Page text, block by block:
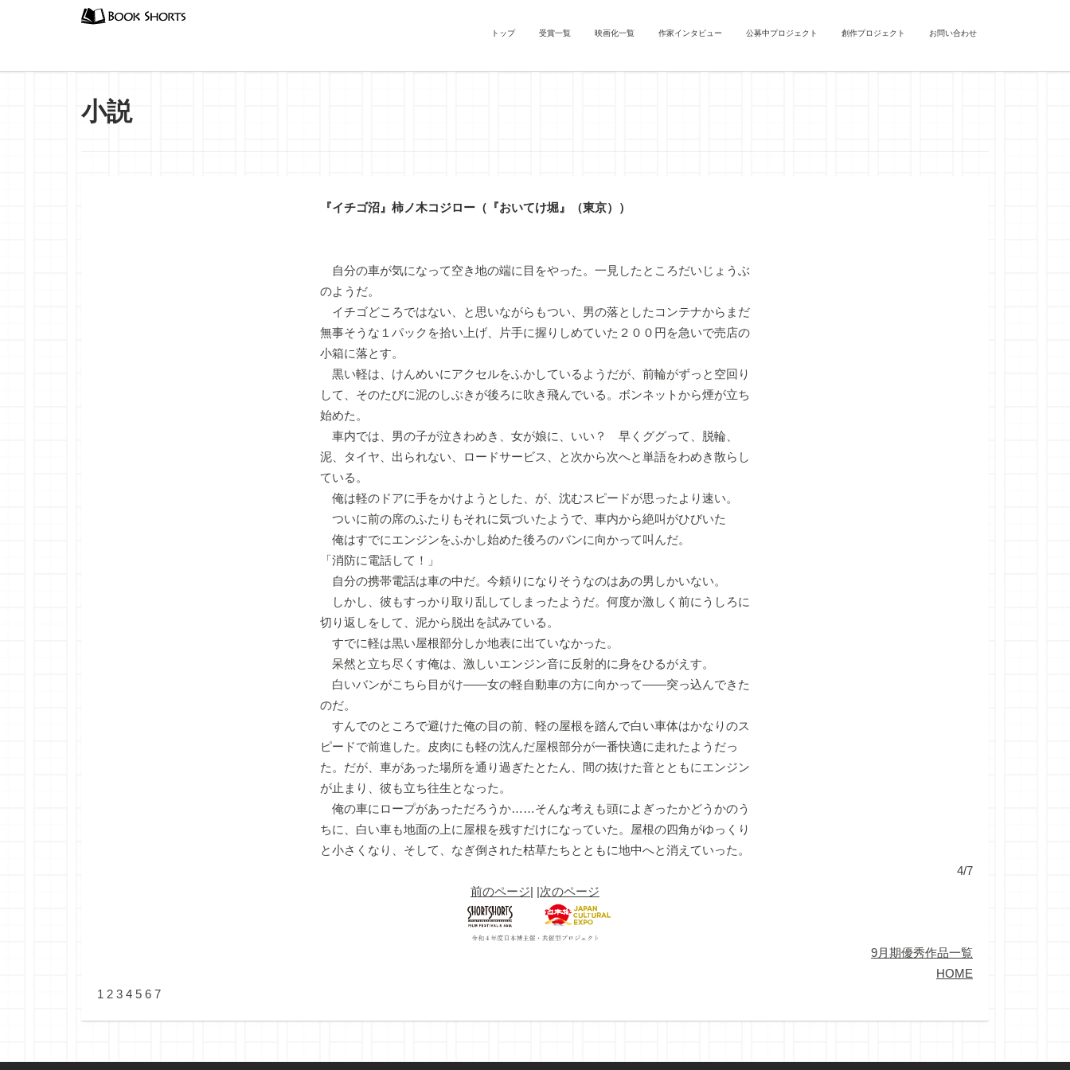
トップ 受賞一覧 映画化一覧 作家インタビュー 公募中プロジェクト 創作プロジェクト お問い合わせ
小説
『イチゴ沼』柿ノ木コジロー（『おいてけ堀』（東京））
自分の車が気になって空き地の端に目をやった。一見したところだいじょうぶ
のようだ。
イチゴどころではない、と思いながらもつい、男の落としたコンテナからまだ
無事そうな１パックを拾い上げ、片手に握りしめていた２００円を急いで売店の
小箱に落とす。
黒い軽は、けんめいにアクセルをふかしているようだが、前輪がずっと空回り
して、そのたびに泥のしぶきが後ろに吹き飛んでいる。ボンネットから煙が立ち
始めた。
車内では、男の子が泣きわめき、女が娘に、いい？ 早くググって、脱輪、
泥、タイヤ、出られない、ロードサービス、と次から次へと単語をわめき散らし
ている。
俺は軽のドアに手をかけようとした、が、沈むスピードが思ったより速い。
ついに前の席のふたりもそれに気づいたようで、車内から絶叫がひびいた
俺はすでにエンジンをふかし始めた後ろのバンに向かって叫んだ。
「消防に電話して！」
自分の携帯電話は車の中だ。今頼りになりそうなのはあの男しかいない。
しかし、彼もすっかり取り乱してしまったようだ。何度か激しく前にうしろに
切り返しをして、泥から脱出を試みている。
すでに軽は黒い屋根部分しか地表に出ていなかった。
呆然と立ち尽くす俺は、激しいエンジン音に反射的に身をひるがえす。
白いバンがこちら目がけ――女の軽自動車の方に向かって――突っ込んできた
のだ。
すんでのところで避けた俺の目の前、軽の屋根を踏んで白い車体はかなりのス
ピードで前進した。皮肉にも軽の沈んだ屋根部分が一番快適に走れたようだっ
た。だが、車があった場所を通り過ぎたとたん、間の抜けた音とともにエンジン
が止まり、彼も立ち往生となった。
俺の車にロープがあっただろうか……そんな考えも頭によぎったかどうかのう
ちに、白い車も地面の上に屋根を残すだけになっていた。屋根の四角がゆっくり
と小さくなり、そして、なぎ倒された枯草たちとともに地中へと消えていった。
4/7
前のページ| |次のページ
9月期優秀作品一覧
HOME
1 2 3 4 5 6 7